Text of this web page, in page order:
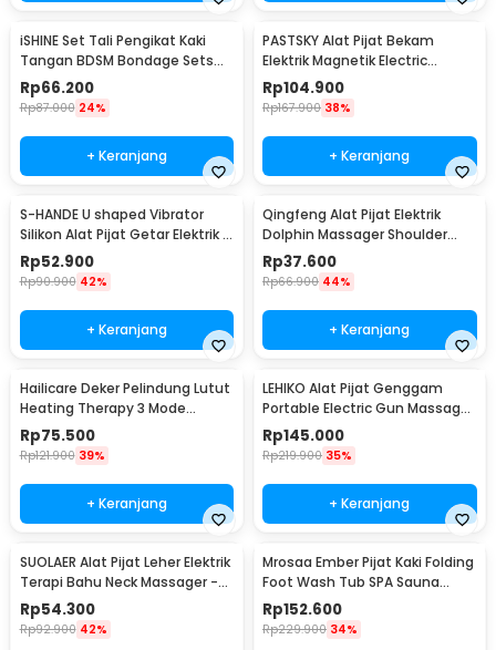
iSHINE Set Tali Pengikat Kaki
Tangan BDSM Bondage Sets
Rope - BD15
Rp66.200
Rp87.000 24%
+ Keranjang
PASTSKY Alat Pijat Bekam
Elektrik Magnetik Electric
Machine Cupping - CP-6181
Rp104.900
Rp167.900 38%
+ Keranjang
S-HANDE U shaped Vibrator
Silikon Alat Pijat Getar Elektrik -
SHD-S058
Rp52.900
Rp90.900 42%
+ Keranjang
Qingfeng Alat Pijat Elektrik
Dolphin Massager Shoulder
Vibration USB - HK668
Rp37.600
Rp66.900 44%
+ Keranjang
Hailicare Deker Pelindung Lutut
Heating Therapy 3 Mode
Kneepad 1 PCS - 102
Rp75.500
Rp121.900 39%
+ Keranjang
LEHIKO Alat Pijat Genggam
Portable Electric Gun Massage
Rechargeable - KH-320
Rp145.000
Rp219.900 35%
+ Keranjang
SUOLAER Alat Pijat Leher Elektrik
Terapi Bahu Neck Massager -
KS-996-1D
Rp54.300
Rp92.900 42%
Mrosaa Ember Pijat Kaki Folding
Foot Wash Tub SPA Sauna
Massage Bucket - 7981
Rp152.600
Rp229.900 34%